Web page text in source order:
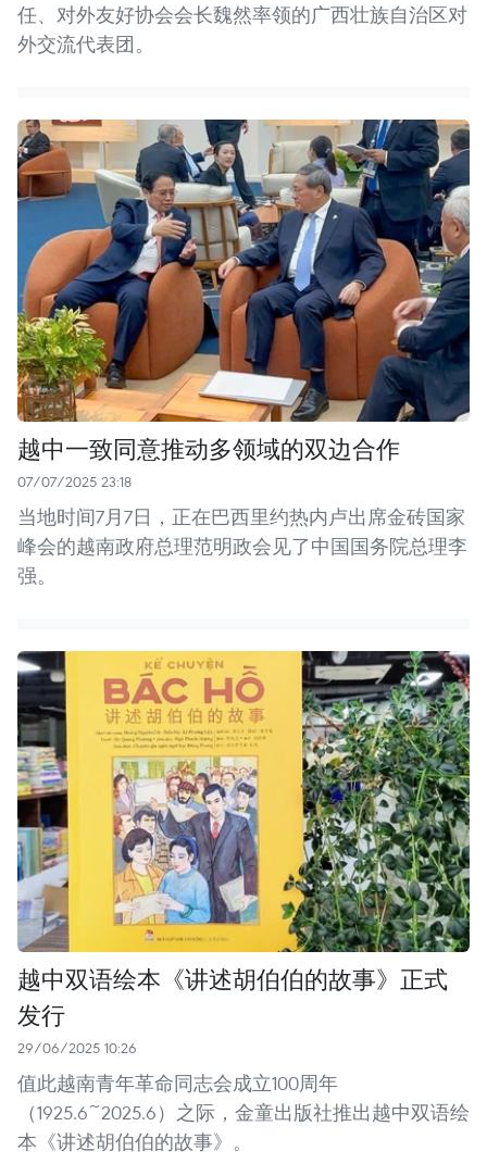
任、对外友好协会会长魏然率领的广西壮族自治区对
外交流代表团。
越中一致同意推动多领域的双边合作
07/07/2025 23:18
当地时间7月7日，正在巴西里约热内卢出席金砖国家
峰会的越南政府总理范明政会见了中国国务院总理李
强。
越中双语绘本《讲述胡伯伯的故事》正式
发行
29/06/2025 10:26
值此越南青年革命同志会成立100周年
（1925.6~2025.6）之际，金童出版社推出越中双语绘
本《讲述胡伯伯的故事》。